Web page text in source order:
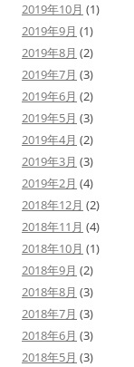
2019年10月 (1)
2019年9月 (1)
2019年8月 (2)
2019年7月 (3)
2019年6月 (2)
2019年5月 (3)
2019年4月 (2)
2019年3月 (3)
2019年2月 (4)
2018年12月 (2)
2018年11月 (4)
2018年10月 (1)
2018年9月 (2)
2018年8月 (3)
2018年7月 (3)
2018年6月 (3)
2018年5月 (3)